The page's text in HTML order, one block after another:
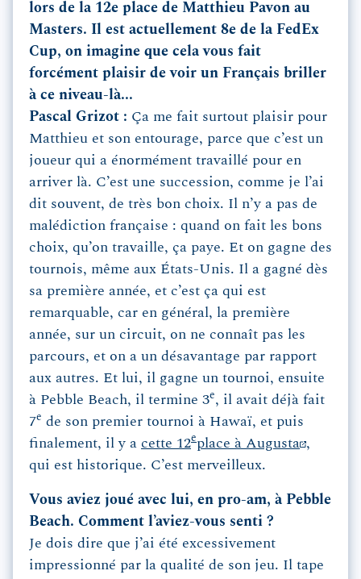
lors de la 12e place de Matthieu Pavon au
Masters. Il est actuellement 8e de la FedEx
Cup, on imagine que cela vous fait
forcément plaisir de voir un Français briller
à ce niveau-là...
Pascal Grizot : Ça me fait surtout plaisir pour
Matthieu et son entourage, parce que c’est un
joueur qui a énormément travaillé pour en
arriver là. C’est une succession, comme je l’ai
dit souvent, de très bon choix. Il n’y a pas de
malédiction française : quand on fait les bons
choix, qu’on travaille, ça paye. Et on gagne des
tournois, même aux États-Unis. Il a gagné dès
sa première année, et c’est ça qui est
remarquable, car en général, la première
année, sur un circuit, on ne connaît pas les
parcours, et on a un désavantage par rapport
aux autres. Et lui, il gagne un tournoi, ensuite
à Pebble Beach, il termine 3e, il avait déjà fait
7e de son premier tournoi à Hawaï, et puis
finalement, il y a cette 12eplace à Augusta ,
qui est historique. C’est merveilleux.
Vous aviez joué avec lui, en pro-am, à Pebble
Beach. Comment l’aviez-vous senti ?
Je dois dire que j’ai été excessivement
impressionné par la qualité de son jeu. Il tape